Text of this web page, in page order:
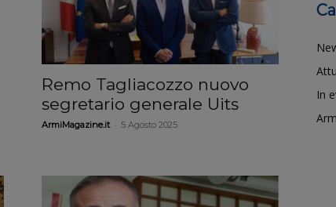
Remo Tagliacozzo nuovo
segretario generale Uits
ArmiMagazine.it 5 Agosto 2025
In